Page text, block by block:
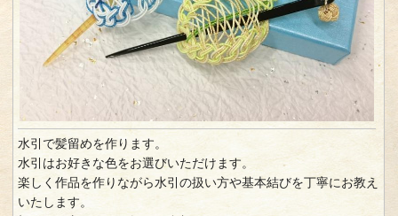
水引で髪留めを作ります。
水引はお好きな色をお選びいただけます。
楽しく作品を作りながら水引の扱い方や基本結びを丁寧にお教え
いたします。